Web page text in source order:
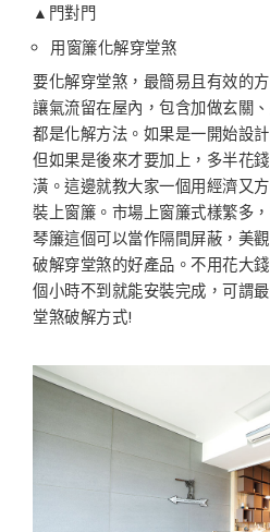
▲門對門
用窗簾化解穿堂煞
要化解穿堂煞，最簡易且有效的
讓氣流留在屋內，包含加做玄關
都是化解方法。如果是一開始設
但如果是後來才要加上，多半花
潢。這邊就教大家一個用經濟又
裝上窗簾。市場上窗簾式樣繁多
琴簾這個可以當作隔間屏蔽，美
破解穿堂煞的好產品。不用花大
個小時不到就能安裝完成，可謂
堂煞破解方式!